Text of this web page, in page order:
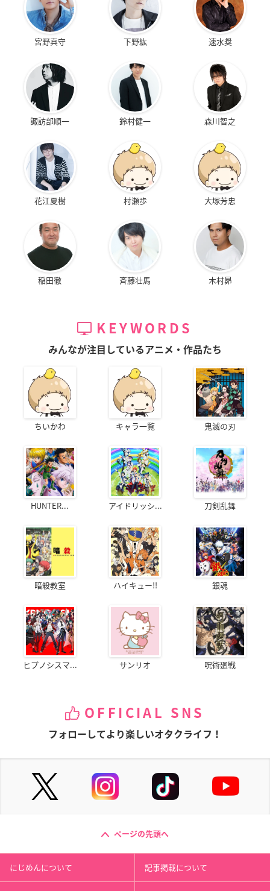
宮野真守 下野紘 速水奨
諏訪部順一 鈴村健一 森川智之
花江夏樹 村瀬歩 大塚芳忠
稲田徹 斉藤壮馬 木村昴
KEYWORDS
みんなが注目しているアニメ・作品たち
ちいかわ キャラ一覧 鬼滅の刃
HUNTER... アイドリッシ... 刀剣乱舞
暗殺教室 ハイキュー!! 銀魂
ヒプノシスマ... サンリオ 呪術廻戦
OFFICIAL SNS
フォローしてより楽しいオタクライフ！
ページの先頭へ
にじめんについて 記事掲載について